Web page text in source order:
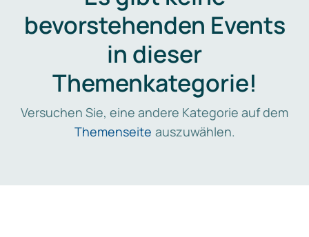
bevorstehenden Events
in dieser
Themenkategorie!
Versuchen Sie, eine andere Kategorie auf dem
Themenseite auszuwählen.